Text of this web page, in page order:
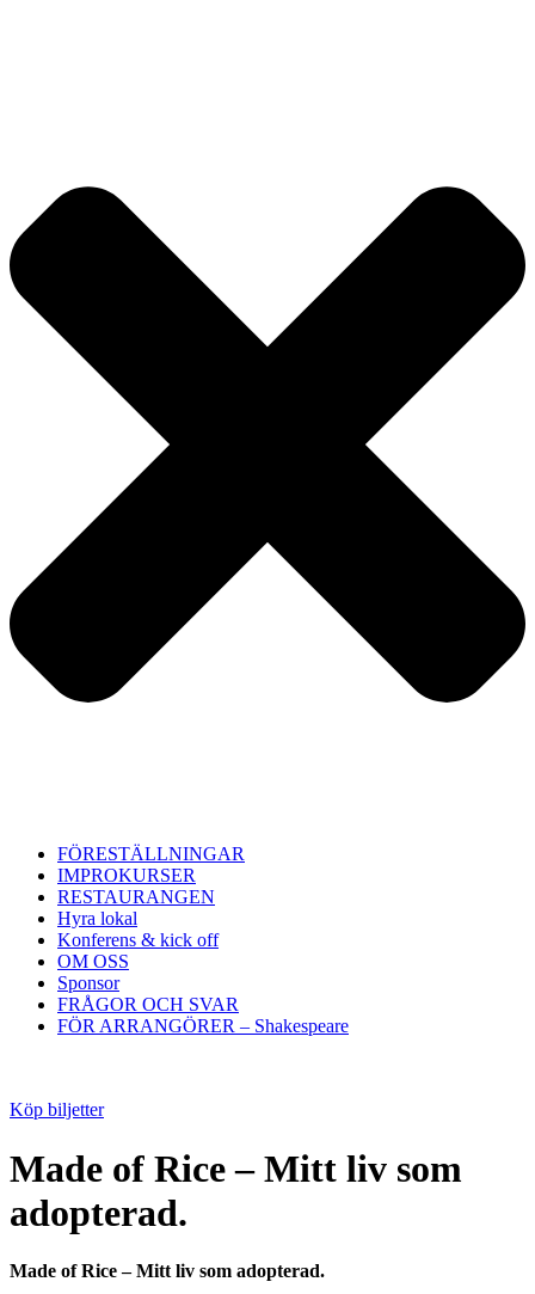
FÖRESTÄLLNINGAR
IMPROKURSER
RESTAURANGEN
Hyra lokal
Konferens & kick off
OM OSS
Sponsor
FRÅGOR OCH SVAR
FÖR ARRANGÖRER – Shakespeare
Köp biljetter
Made of Rice – Mitt liv som
adopterad.
Made of Rice – Mitt liv som adopterad.